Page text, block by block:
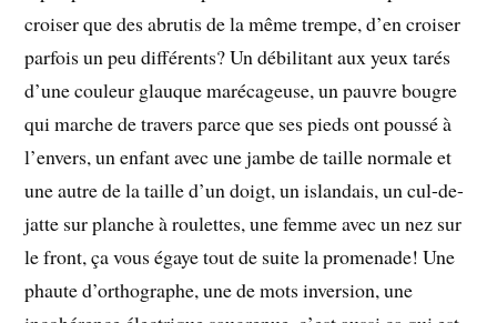
croiser que des abrutis de la même trempe, d’en croiser
parfois un peu différents? Un débilitant aux yeux tarés
d’une couleur glauque marécageuse, un pauvre bougre
qui marche de travers parce que ses pieds ont poussé à
l’envers, un enfant avec une jambe de taille normale et
une autre de la taille d’un doigt, un islandais, un cul-de-
jatte sur planche à roulettes, une femme avec un nez sur
le front, ça vous égaye tout de suite la promenade! Une
phaute d’orthographe, une de mots inversion, une